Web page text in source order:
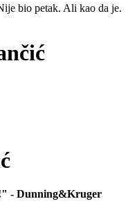
bio petak. Ali kao da je.
- Dunning&Kruger